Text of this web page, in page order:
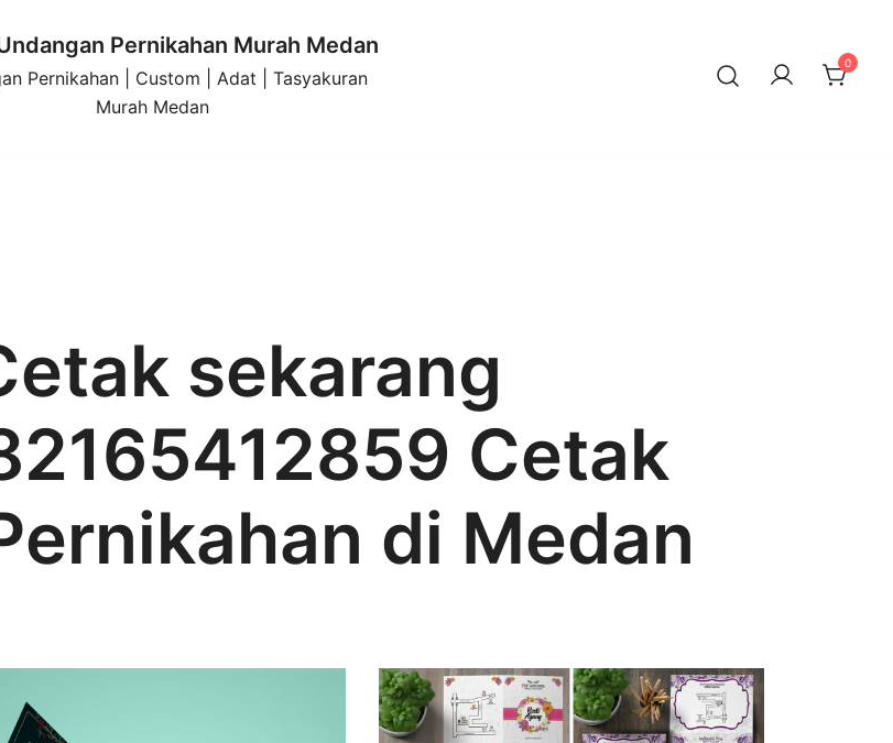
Pernikahan Murah Medan
Pernikahan | Custom | Adat | Tasyakuran
Murah Medan
0
sekarang
Cetak
di Medan